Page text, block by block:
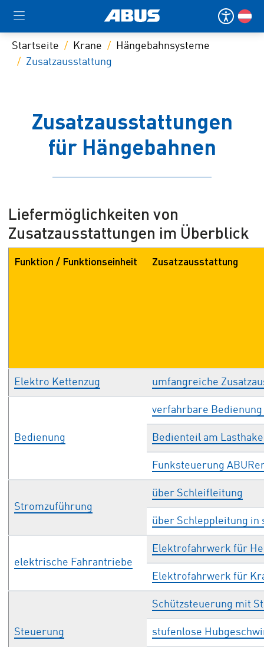
Startseite Krane
Hängebahnsysteme
Zusatzausstattung
Zusatzausstattungen
für Hängebahnen
Liefermöglichkeiten von
Zusatzausstattungen im Überblick
Funktion / Funktionseinheit Zusatzausstattung
Elektro Kettenzug umfangreiche
Bedienung
verfahrbare
Bedienteil am
Funksteuerung
Stromzuführung
über Schleifleitung
über Schleppleitung in
elektrische Fahrantriebe
Elektrofahrwerk für
Elektrofahrwerk für
Steuerung
Schützsteuerung mit
stufenlose